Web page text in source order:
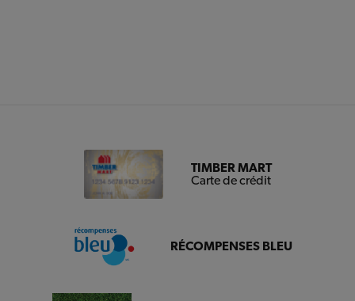
TIMBER MART
Carte de crédit
RÉCOMPENSES BLEU